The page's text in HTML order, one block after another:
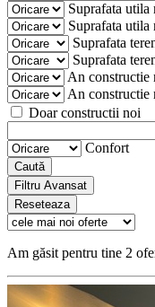
Suprafata utila
Suprafata utila
Suprafata
Suprafata
An constructie
An constructie
Doar constructii noi
Confort
Caută
Filtru Avansat
Reseteaza
Am găsit pentru tine 2